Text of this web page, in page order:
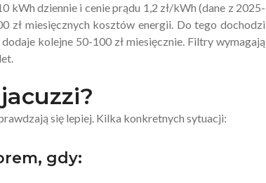
kWh dziennie i cenie prądu 1,2 zł/kWh (dane z 2025-
zł miesięcznych kosztów energii. Do tego dochodzi
kolejne 50-100 zł miesięcznie. Filtry wymagają
się lepiej. Kilka konkretnych sytuacji:
gdy: